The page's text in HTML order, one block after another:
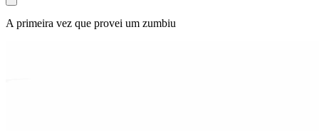
A primeira vez que provei um zumbiu